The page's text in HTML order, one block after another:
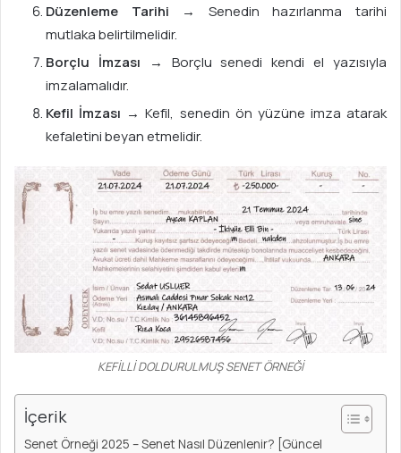
Düzenleme Tarihi → Senedin hazırlanma tarihi
mutlaka belirtilmelidir.
Borçlu İmzası → Borçlu senedi kendi el yazısıyla
imzalamalıdır.
Kefil İmzası → Kefil, senedin ön yüzüne imza atarak
kefaletini beyan etmelidir.
KEFİLLİ DOLDURULMUŞ SENET ÖRNEĞİ
İçerik
Senet Örneği 2025 – Senet Nasıl Düzenlenir? [Güncel